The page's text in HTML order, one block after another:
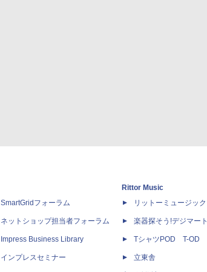
SmartGridフォーラム
ネットショップ担当者フォーラム
Impress Business Library
インプレスセミナー
Rittor Music
リットーミュージック
楽器探そう!デジマート
TシャツPOD T-OD
立東舎